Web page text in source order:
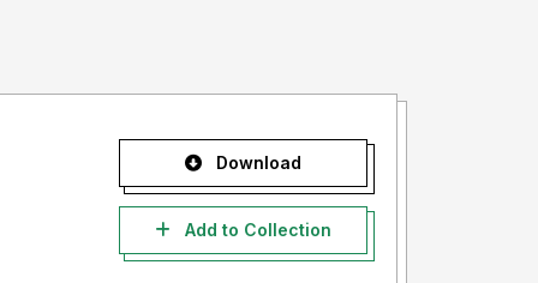
Download
Add to Collection